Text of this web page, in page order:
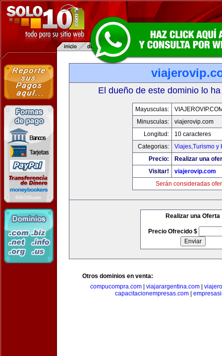
El dueño de este dominio lo
Mayusculas:
Minusculas:
viajerovip.com
Longitud:
10 caracteres
Categorias:
Viajes,Turismo y
Precio:
Realizar una
Visitar!
viajerovip.com
Serán consideradas
Realizar una Oferta
Precio Ofrecido $
Otros dominios en venta:
compucompra.com
viajarargentina.com
capacitacionempresas.com